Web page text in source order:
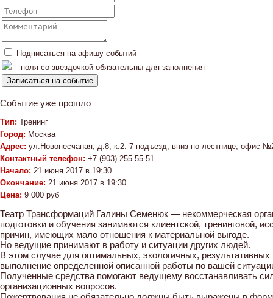
Подписаться на афишу событий
– поля со звездочкой обязательны для заполнения
Событие уже прошло
Тип: Тренинг
Город: Москва
Адрес: ул.Новопесчаная, д.8, к.2. 7 подъезд, вниз по лестнице, офис
Контактный телефон: +7 (903) 255-55-51
Начало: 21 июня 2017 в 19:30
Окончание: 21 июня 2017 в 19:30
Цена: 9 000 руб
Театр Трансформаций Галины Семенюк — некоммерческая
подготовки и обучения занимаются клиентской, тренинговой,
причин, имеющих мало отношения к материальной выгоде.
Но ведущие принимают в работу и ситуации других людей.
В этом случае для оптимальных, экологичных,
выполнение определенной описанной работы по вашей
Полученные средства помогают ведущему восстанавливать
организационных вопросов.